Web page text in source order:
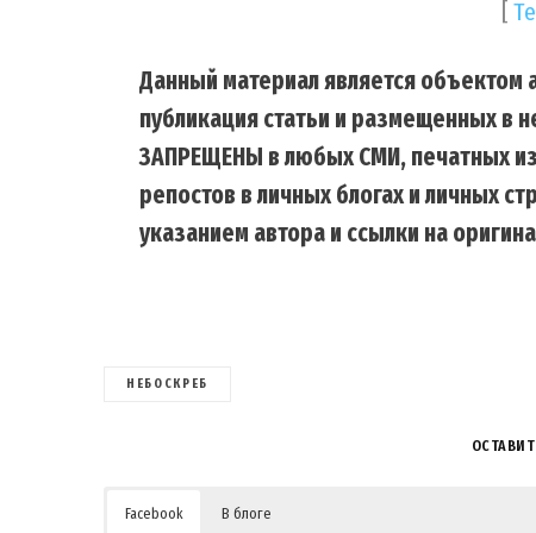
[
Данный материал является объектом
публикация статьи и размещенных в
ЗАПРЕЩЕНЫ в любых СМИ, печатных
репостов в личных блогах и личных
указанием автора и ссылки на
НЕБОСКРЕБ
Facebook В блоге